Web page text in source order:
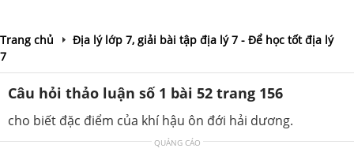
Trang chủ
Địa lý lớp 7, giải bài tập địa lý 7 - Để học tốt địa lý
7
Câu hỏi thảo luận số 1 bài 52 trang 156
cho biết đặc điểm của khí hậu ôn đới hải dương.
QUẢNG CÁO